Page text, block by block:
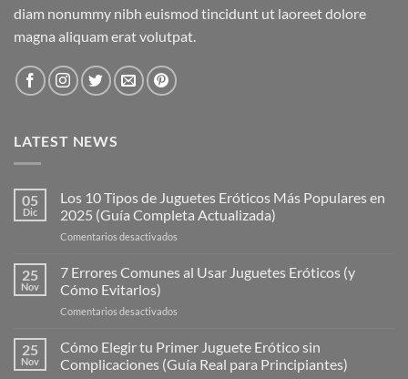
diam nonummy nibh euismod tincidunt ut laoreet dolore
magna aliquam erat volutpat.
LATEST NEWS
05
Dic
Los 10 Tipos de Juguetes Eróticos Más Populares en
2025 (Guía Completa Actualizada)
Comentarios desactivados
Tipos
Más
Populares
25
Nov
7 Errores Comunes al Usar Juguetes Eróticos (y
Cómo Evitarlos)
Comentarios desactivados
Errores
Comunes
al
25
Nov
Cómo Elegir tu Primer Juguete Erótico sin
Complicaciones (Guía Real para Principiantes)